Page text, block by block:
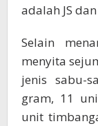
adalah JS
Selain
menyita
jenis sabu-
gram, 11
unit